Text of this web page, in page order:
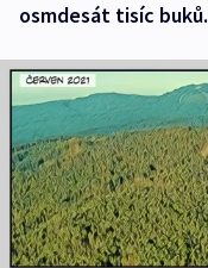
osmdesát tisíc buků.